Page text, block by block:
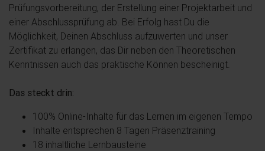
Prüfungsvorbereitung, der Erstellung einer Projektarbeit und
einer Abschlussprüfung ab. Bei Erfolg hast Du die
Möglichkeit, Deinen Abschluss aufzuwerten und unser
Zertifikat zu erlangen, das Dir neben den Theoretischen
Kenntnissen auch das praktische Können bescheinigt.
Das steckt drin:
100% Online-Inhalte für das Lernen im eigenen Tempo
Inhalte entsprechen 8 Tagen Präsenztraining
18 inhaltliche Lernbausteine